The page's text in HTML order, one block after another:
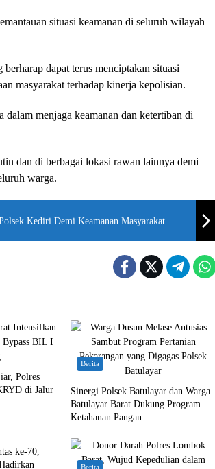
situasi keamanan di seluruh wilayah
dapat terus menciptakan situasi
masyarakat terhadap kinerja kepolisian.
menjaga keamanan dan ketertiban di
dan di berbagai lokasi rawan lainnya demi
warga.
Kediri Demi Keamanan Masyarakat
Polres
di Jalur
Berita
Sinergi Polsek Batulayar dan Warga
Batulayar Barat Dukung Program
Ketahanan Pangan
ke-70,
Berita